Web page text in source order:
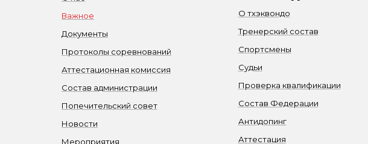
Важное
Документы
Протоколы соревнований
Аттестационная комиссия
Состав администрации
Попечительский совет
Новости
Мероприятия
О тхэквондо
Тренерский состав
Спортсмены
Судьи
Проверка квалификации
Состав Федерации
Антидопинг
Аттестация